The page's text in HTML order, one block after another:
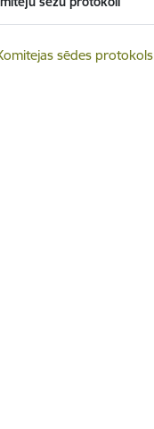
sēdes protokols